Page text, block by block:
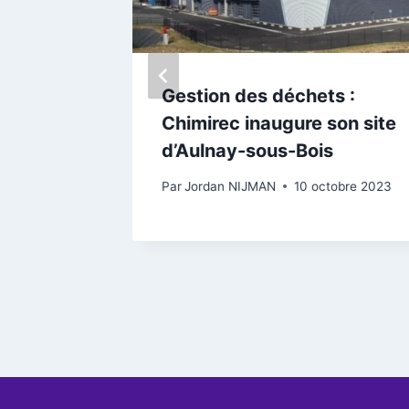
Gestion des déchets :
Chimirec inaugure son site
d’Aulnay-sous-Bois
ParJordan NIJMAN 10 octobre 2023